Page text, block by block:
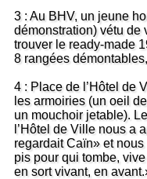
3 : Au BHV, un jeune
démonstration) vétu de
trouver le ready-made
8 rangées
4 : Place de l’Hôtel de
les armoiries (un oeil
un mouchoir jetable).
l’Hôtel de Ville nous a
regardait Caïn» et
pis pour qui tombe,
en sort vivant, en